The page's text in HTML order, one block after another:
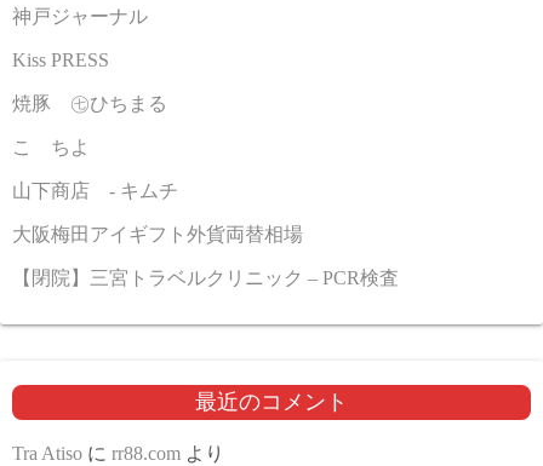
神戸ジャーナル
Kiss PRESS
焼豚 ㊆ひちまる
こゝちよ
山下商店 - キムチ
大阪梅田アイギフト外貨両替相場
【閉院】三宮トラベルクリニック – PCR検査
最近のコメント
Tra Atiso に rr88.com より